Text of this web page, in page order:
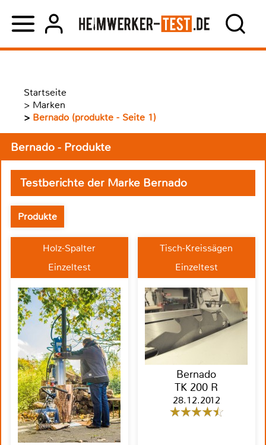
Startseite
> Marken
> Bernado (produkte - Seite 1)
Bernado - Produkte
Testberichte der Marke Bernado
Produkte
Holz-Spalter
Einzeltest
Tisch-Kreissägen
Einzeltest
Bernado
TK 200 R
28.12.2012